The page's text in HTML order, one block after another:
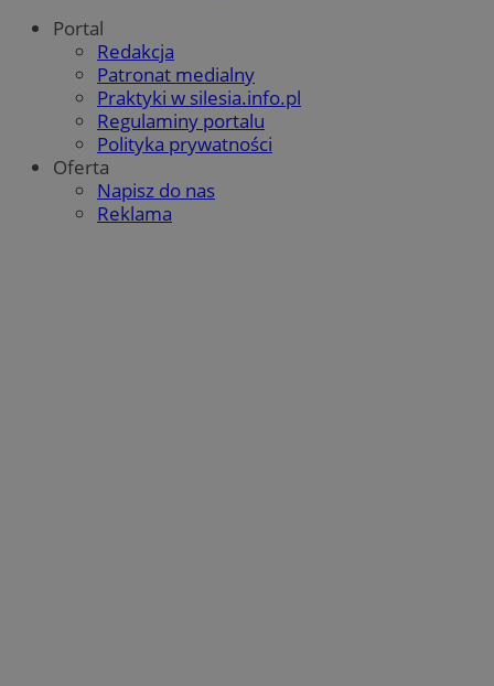
Portal
Redakcja
Patronat medialny
Praktyki w silesia.info.pl
Regulaminy portalu
Polityka prywatności
Oferta
Napisz do nas
Reklama